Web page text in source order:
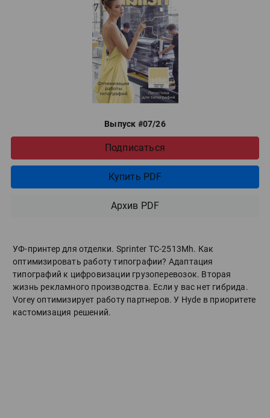
Выпуск #07/26
Подписаться
Купить PDF
Архив PDF
УФ-принтер для отделки. Sprinter ТС-2513Mh. Как
оптимизировать работу типографии? Адаптация
типографий к цифровизации грузоперевозок. Вторая
жизнь рекламного производства. Если у вас нет гибрида.
Vorey оптимизирует работу партнеров. У Hyde в приоритете
кастомизация решений.